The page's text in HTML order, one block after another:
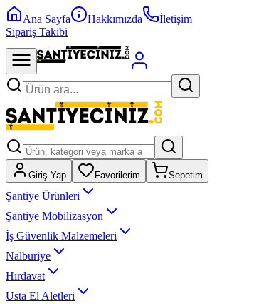
Ana Sayfa Hakkımızda
İletişim
Sipariş Takibi
Giriş Yap Favorilerim Sepetim
Şantiye Ürünleri
Şantiye Mobilizasyon
İş Güvenlik Malzemeleri
Nalburiye
Hırdavat
Usta El Aletleri